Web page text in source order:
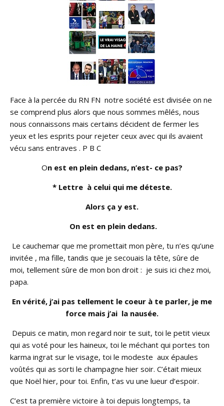
Face à la percée du RN FN notre société est divisée on ne
se comprend plus alors que nous sommes mêlés, nous
nous connaissons mais certains décident de fermer les
yeux et les esprits pour rejeter ceux avec qui ils avaient
vécu sans entraves . P B C
On est en plein dedans, n’est- ce pas?
* Lettre à celui qui me déteste.
Alors ça y est.
On est en plein dedans.
Le cauchemar que me promettait mon père, tu n’es qu’une
invitée , ma fille, tandis que je secouais la tête, sûre de
moi, tellement sûre de mon bon droit : je suis ici chez moi,
papa.
En vérité, j’ai pas tellement le coeur à te parler, je me
force mais j’ai la nausée.
Depuis ce matin, mon regard noir te suit, toi le petit vieux
qui as voté pour les haineux, toi le méchant qui portes ton
karma ingrat sur le visage, toi le modeste aux épaules
voûtés qui as sorti le champagne hier soir. C’était mieux
que Noël hier, pour toi. Enfin, t’as vu une lueur d’espoir.
C’est ta première victoire à toi depuis longtemps, ta